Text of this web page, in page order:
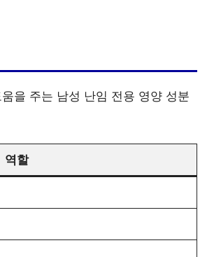
을 주는 남성 난임 전용 영양 성분
역할